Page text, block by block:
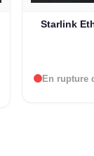
Starlink
En rupture